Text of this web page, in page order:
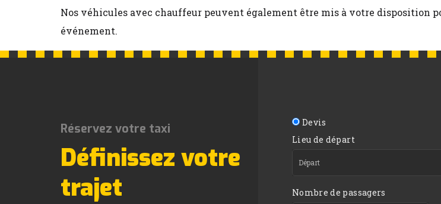
Nos véhicules avec chauffeur peuvent également être mis à votre disposition
événement.
Réservez votre taxi
Définissez votre
trajet
Devis
Lieu de départ
Nombre de passagers